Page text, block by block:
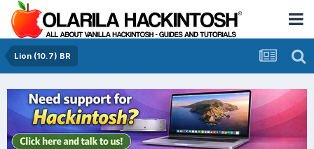
Lion (10.7) BR